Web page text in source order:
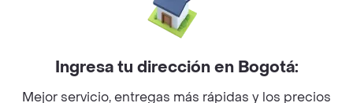
Facebook
Twitter
Instagram
©2026Rappi Inc. All rights reserved.
Ingresa tu dirección en Bogotá:
Mejor servicio, entregas más rápidas y los precios